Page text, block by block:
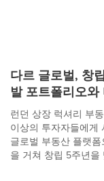
다르 글로벌, 창
발 포트폴리오
런던 상장 럭셔리 부
이상의 투자자들에게
글로벌 부동산 플랫
을 거쳐 창립 5주년을